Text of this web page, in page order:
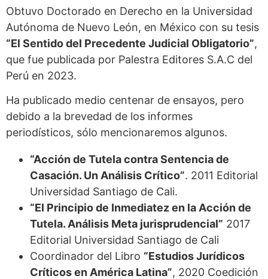
Obtuvo Doctorado en Derecho en la Universidad
Autónoma de Nuevo León, en México con su tesis
“El Sentido del Precedente Judicial Obligatorio”,
que fue publicada por Palestra Editores S.A.C del
Perú en 2023.
Ha publicado medio centenar de ensayos, pero
debido a la brevedad de los informes
periodísticos, sólo mencionaremos algunos.
“Acción de Tutela contra Sentencia de
Casación. Un Análisis Crítico”. 2011 Editorial
Universidad Santiago de Cali.
“El Principio de Inmediatez en la Acción de
Tutela. Análisis Meta jurisprudencial” 2017
Editorial Universidad Santiago de Cali
Coordinador del Libro “Estudios Jurídicos
Críticos en América Latina”, 2020 Coedición